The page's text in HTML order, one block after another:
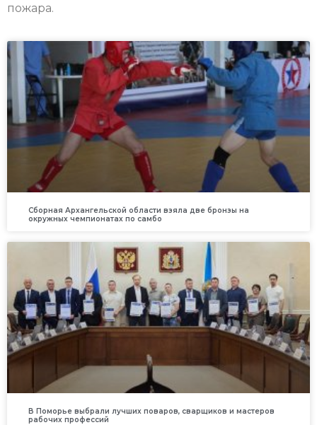
пожара.
Сборная Архангельской области взяла две бронзы на
окружных чемпионатах по самбо
В Поморье выбрали лучших поваров, сварщиков и мастеров
рабочих профессий